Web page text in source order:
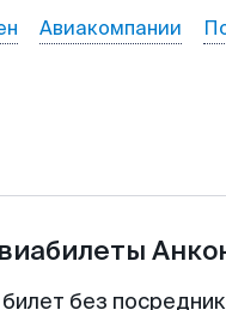
Авиакомпании
без